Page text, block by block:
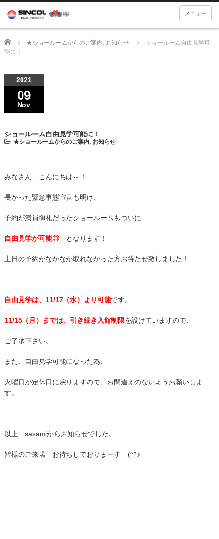
メニュー
Home ★ショールームからのご案内, お知らせ
ショールーム自由見学可
能に！
2021
09
Nov
ショールーム自由見学可能に！
★ショールームからのご案内, お知らせ
みなさん こんにちは～！
長かった緊急事態宣言も明け、
予約が満員御礼だったショールームもついに
自由見学が可能◎となります！
土日の予約がなかなか取れなかった方お待たせ致しました！
自由見学は、11/17（水）より可能です。
11/15（月）までは、引き続き入館制限を設けていますので、
ご了承下さい。
また、自由見学可能になった為、
火曜日が定休日に戻りますので、お間違えのないようお願いしま
す。
以上 sasamiからお知らせでした。
皆様のご来場 お待ちしておりまーす (^^♪